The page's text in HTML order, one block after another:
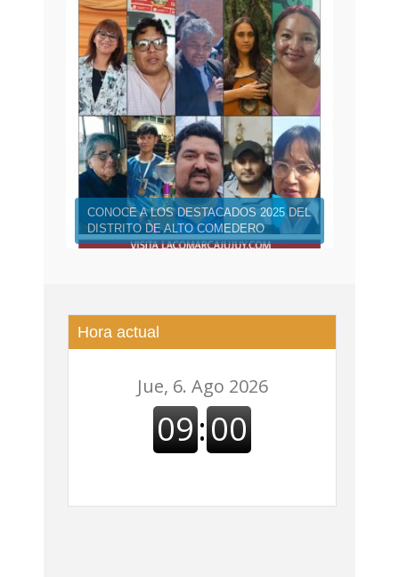
CONOCE A LOS DESTACADOS 2025 DEL
DISTRITO DE ALTO COMEDERO
Hora actual